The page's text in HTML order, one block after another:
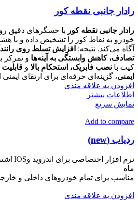
رادار جانبی نقطه کور
رادار جانبی نقطه کور با حسگرهای دقیق
خودرو به نقاط کور را تشخیص داده و با
آگاه می‌کند. نتیجه: افزایش تسلط روی
تصادف، کاهش وابستگی به آینه‌ها و تمرکز
کیت با نصب فابریک، استحکام بالا و
ایمنی، گزینه‌ای حرفه‌ای برای ارتقای
افزودن به علاقه مندی
اطلاعات بیشتر
نمایش سریع
Add to compare
ردیاب (new)
ماه
مناسب برای تمام خودروهای داخلی و
افزودن به علاقه مندی